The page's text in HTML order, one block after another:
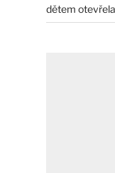
dětem